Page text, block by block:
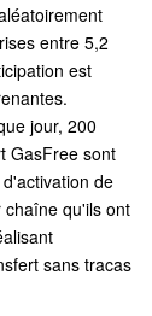
entre 5,2
est
jour, 200
GasFree sont
de
qu'ils ont
sans tracas